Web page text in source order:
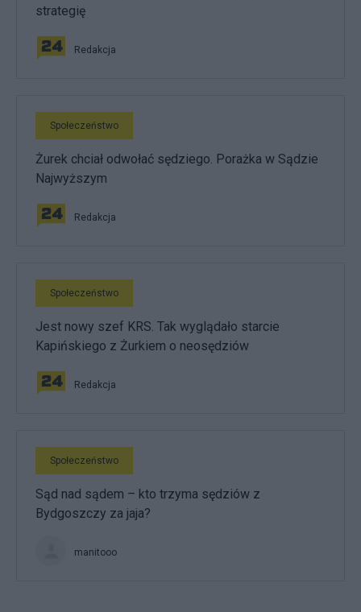
strategię
Redakcja
Społeczeństwo
Żurek chciał odwołać sędziego. Porażka w Sądzie
Najwyższym
Redakcja
Społeczeństwo
Jest nowy szef KRS. Tak wyglądało starcie
Kapińskiego z Żurkiem o neosędziów
Redakcja
Społeczeństwo
Sąd nad sądem – kto trzyma sędziów z
Bydgoszczy za jaja?
manitooo